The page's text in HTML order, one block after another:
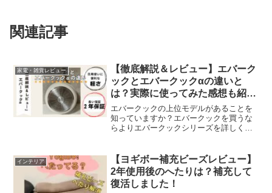
関連記事
家電・雑貨レビュー
【徹底解説＆レビュー】エバーク
ックとエバークックαの違いと
は？実際に使ってみた感想も紹
介！
エバークックの上位モデルがあることを
知っていますか？エバークックを買うな
らよりエバークックシリーズを詳しく知
ークックα」の違いについて簡単分かりや
すく説明します。こんな...
インテリア
【ヨギボー補充ビーズレビュー】
2年使用後のへたりは？補充して
復活しました！